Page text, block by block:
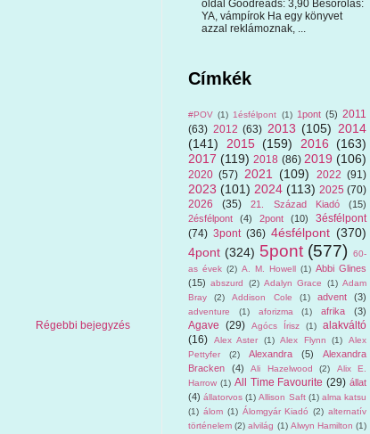
Régebbi bejegyzés
oldal Goodreads: 3,90 Besorolás:
YA, vámpírok Ha egy könyvet
azzal reklámoznak, ...
Címkék
#POV (1) 1ésfélpont (1) 1pont (5) 2011
(63) 2012 (63) 2013 (105) 2014
(141)
2015 (159) 2016
(163)
2017 (119) 2018 (86) 2019 (106)
2020 (57) 2021 (109) 2022 (91)
2023 (101) 2024 (113) 2025 (70)
2026
(35) 21. Század Kiadó
(15)
2ésfélpont
(4) 2pont (10)
3ésfélpont
(74) 3pont (36) 4ésfélpont (370)
4pont (324) 5pont (577) 60-
as évek (2) A. M. Howell (1) Abbi Glines
(15) abszurd (2) Adalyn Grace (1) Adam
Bray
(2) Addison Cole (1) advent (3)
adventure (1) aforizma (1) afrika (3)
Agave (29) Agócs Írisz (1)
alakváltó
(16)
Alex Aster (1) Alex Flynn (1)
Alex
Pettyfer
(2) Alexandra (5)
Alexandra
Bracken
(4) Ali Hazelwood (2)
Alix E.
Harrow (1) All Time Favourite (29) állat
(4) állatorvos (1) Allison Saft (1) alma katsu
(1) álom (1) Álomgyár Kiadó (2) alternatív
történelem (2) alvilág (1) Alwyn Hamilton (1)